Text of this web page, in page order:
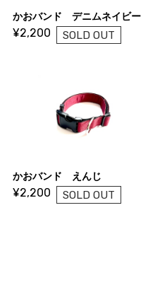
かおバンド デニムネイビー
¥2,200 SOLD OUT
かおバンド えんじ
¥2,200 SOLD OUT